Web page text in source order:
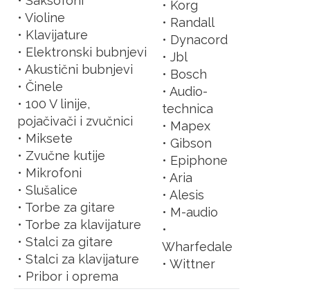
• Violine
• Klavijature
• Elektronski bubnjevi
• Akustični bubnjevi
• Činele
• 100 V linije,
pojačivači i zvučnici
• Miksete
• Zvučne kutije
• Mikrofoni
• Slušalice
• Torbe za gitare
• Torbe za klavijature
• Stalci za gitare
• Stalci za klavijature
• Pribor i oprema
• Korg
• Randall
• Dynacord
• Jbl
• Bosch
• Audio-
technica
• Mapex
• Gibson
• Epiphone
• Aria
• Alesis
• M-audio
•
Wharfedale
• Wittner